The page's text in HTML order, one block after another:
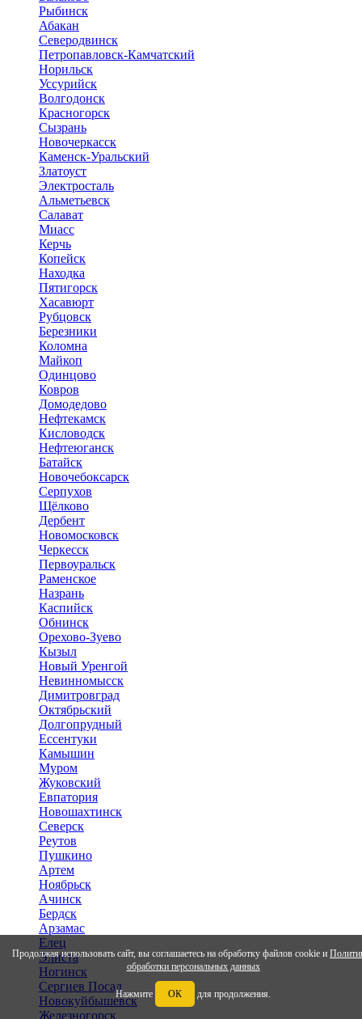
Продолжая использовать сайт, вы соглашаетесь на обработку файлов cookie и
обработки персональных данных
Нажмите ОК для продолжения.
Рыбинск
Абакан
Северодвинск
Петропавловск-Камчатский
Норильск
Уссурийск
Волгодонск
Красногорск
Сызрань
Новочеркасск
Каменск-Уральский
Златоуст
Электросталь
Альметьевск
Салават
Миасс
Керчь
Копейск
Находка
Пятигорск
Хасавюрт
Рубцовск
Березники
Коломна
Майкоп
Одинцово
Ковров
Домодедово
Нефтекамск
Кисловодск
Нефтеюганск
Батайск
Новочебоксарск
Серпухов
Щёлково
Дербент
Новомосковск
Черкесск
Первоуральск
Раменское
Назрань
Каспийск
Обнинск
Орехово-Зуево
Кызыл
Новый Уренгой
Невинномысск
Димитровград
Октябрьский
Долгопрудный
Ессентуки
Камышин
Муром
Жуковский
Евпатория
Новошахтинск
Северск
Реутов
Пушкино
Артем
Ноябрьск
Ачинск
Бердск
Арзамас
Елец
Элиста
Ногинск
Сергиев Посад
Новокуйбышевск
Железногорск